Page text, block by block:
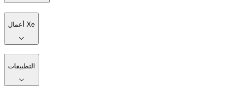
أعمال Xe
التطبيقات